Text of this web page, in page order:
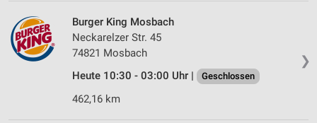
❯
Burger King Mosbach
Neckarelzer Str. 45
74821 Mosbach
Heute 10:30 - 03:00 Uhr |
Geschlossen
462,16 km